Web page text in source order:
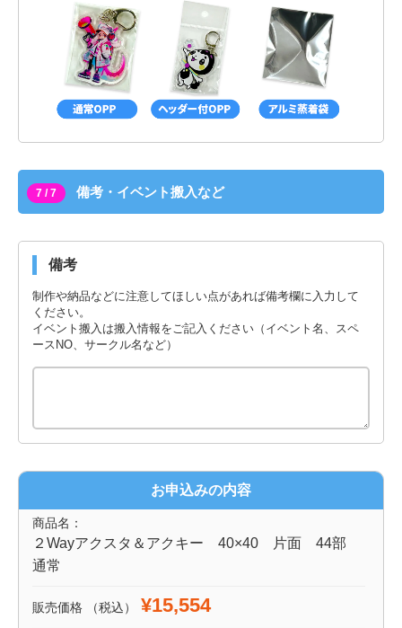
7 / 7 備考・イベント搬入など
備考
制作や納品などに注意してほしい点があれば備考欄に入力して
ください。
イベント搬入は搬入情報をご記入ください（イベント名、スペ
ースNO、サークル名など）
お申込みの内容
商品名：
２Wayアクスタ＆アクキー 40×40 片面 44部
通常
販売価格 （税込） ¥15,554